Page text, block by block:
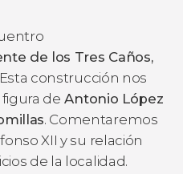
de los Tres Caños,
construcción nos
de Antonio López
. Comentaremos
XII y su relación
de la localidad.